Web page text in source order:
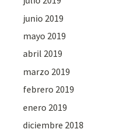
junio 2019
mayo 2019
abril 2019
marzo 2019
febrero 2019
enero 2019
diciembre 2018